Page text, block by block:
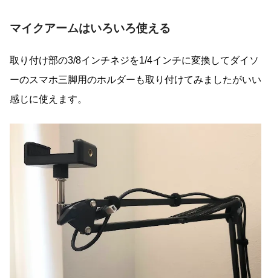
マイクアームはいろいろ使える
取り付け部の3/8インチネジを1/4インチに変換してダイソ
ーのスマホ三脚用のホルダーも取り付けてみましたがいい
感じに使えます。